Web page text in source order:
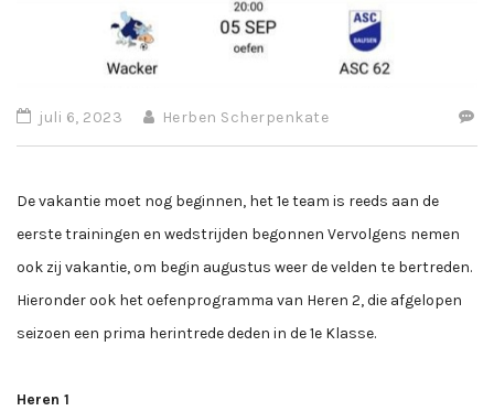
juli 6, 2023 Herben Scherpenkate
De vakantie moet nog beginnen, het 1e team is reeds aan de
eerste trainingen en wedstrijden begonnen Vervolgens nemen
ook zij vakantie, om begin augustus weer de velden te bertreden.
Hieronder ook het oefenprogramma van Heren 2, die afgelopen
seizoen een prima herintrede deden in de 1e Klasse.
Heren 1